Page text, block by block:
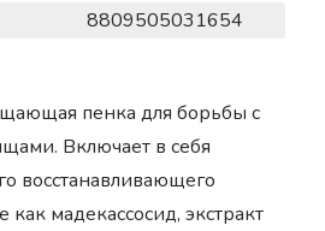
8809505031654
пенка для борьбы с
Включает в себя
восстанавливающего
как мадекассосид, экстракт